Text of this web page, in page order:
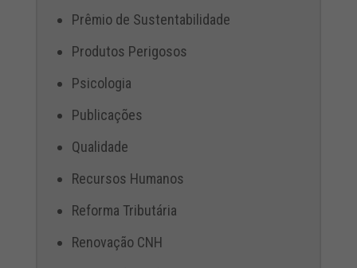
Prêmio de Sustentabilidade
Produtos Perigosos
Psicologia
Publicações
Qualidade
Recursos Humanos
Reforma Tributária
Renovação CNH